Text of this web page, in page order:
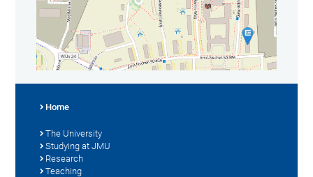
Home
The University
Studying at JMU
Research
Teaching